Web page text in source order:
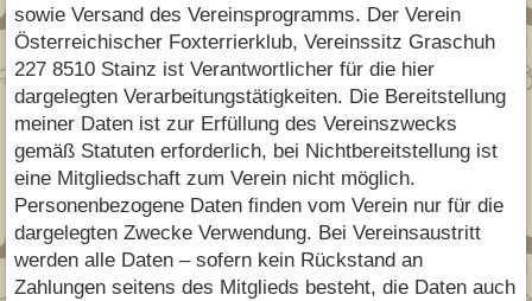
sowie Versand des Vereinsprogramms. Der Verein
Österreichischer Foxterrierklub, Vereinssitz Graschuh
227 8510 Stainz ist Verantwortlicher für die hier
dargelegten Verarbeitungstätigkeiten. Die Bereitstellung
meiner Daten ist zur Erfüllung des Vereinszwecks
gemäß Statuten erforderlich, bei Nichtbereitstellung ist
eine Mitgliedschaft zum Verein nicht möglich.
Personenbezogene Daten finden vom Verein nur für die
dargelegten Zwecke Verwendung. Bei Vereinsaustritt
werden alle Daten – sofern kein Rückstand an
Zahlungen seitens des Mitglieds besteht, die Daten auch